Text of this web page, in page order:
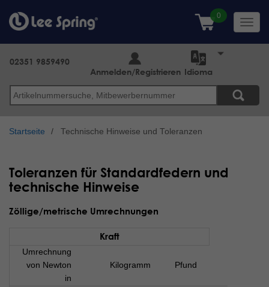
zum
Inhalt
Suche
02351 9859490
Anmelden/RegistrierenIdioma
Startseite Technische Hinweise und Toleranzen
Toleranzen für Standardfedern und
technische Hinweise
Zöllige/metrische Umrechnungen
Kraft
Umrechnung
von Newton
in
Kilogramm Pfund